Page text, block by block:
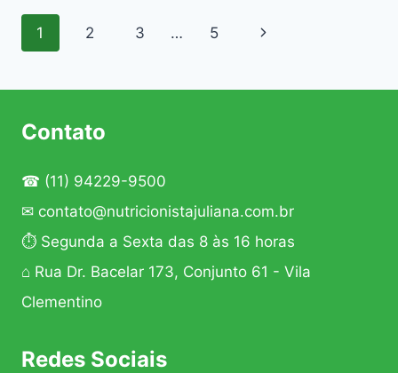
Navegação
1 2 3 … 5
Página
Contato
☎ (11) 94229-9500
✉ contato@nutricionistajuliana.com.br
⏱ Segunda a Sexta das 8 às 16 horas
⌂ Rua Dr. Bacelar 173, Conjunto 61 - Vila
Clementino
Redes Sociais